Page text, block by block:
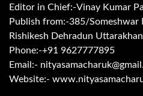
Editor in Chief:-Vinay Kumar
Publish from:-385/Someshwar
Rishikesh Dehradun
Phone:-+91 9627777895
Email:-
Website:-